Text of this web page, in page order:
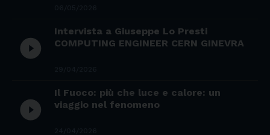
play_circle_filled
Intervista a Giuseppe Lo Presti
COMPUTING ENGINEER CERN GINEVRA
play_circle_filled
Il Fuoco: più che luce e calore: un
viaggio nel fenomeno